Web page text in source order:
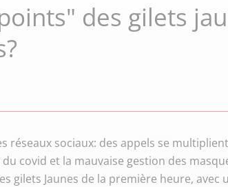
des gilets
réseaux sociaux: des appels se
covid et la mauvaise gestion des
gilets Jaunes de la première heure, avec